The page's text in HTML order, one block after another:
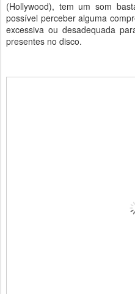
(Hollywood), tem um som
possível perceber alguma
excessiva ou desadequada
presentes no disco.